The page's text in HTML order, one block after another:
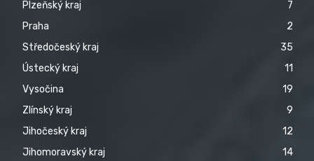
Plzeňský kraj
7
Praha
2
Středočeský kraj
35
Ústecký kraj
11
Vysočina
19
Zlínský kraj
9
Jihočeský kraj
12
Jihomoravský kraj
14